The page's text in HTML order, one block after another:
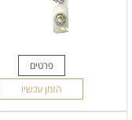
פרטים
הזמן עכשיו